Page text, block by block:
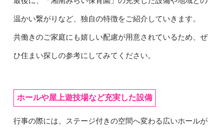
温かい繋がりなど、独自の特徴をご紹介していきます。
共働きのご家庭にも嬉しい配慮が用意されているため、ぜ
ひ住まい探しの参考にしてみてください。
ホールや屋上遊技場など充実した設備
行事の際には、ステージ付きの空間へ変わる広いホールが